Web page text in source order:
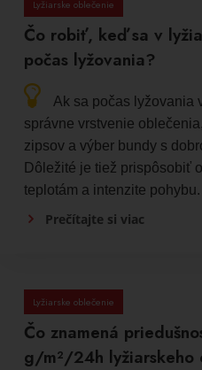
Lyžiarske oblečenie
Čo robiť, keď sa v
počas lyžovania?
Ak sa počas lyžovania
správne vrstvenie
zipsov a výber bundy s
Dôležité je tiež prispôsobiť
teplotám a intenzite pohybu.
Prečítajte si viac
Lyžiarske oblečenie
Čo znamená
g/m²/24h lyžiarskeho